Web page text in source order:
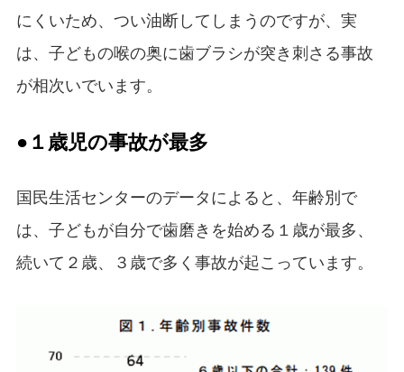
にくいため、つい油断してしまうのですが、実
は、子どもの喉の奥に歯ブラシが突き刺さる事故
が相次いでいます。
●１歳児の事故が最多
国民生活センターのデータによると、年齢別で
は、子どもが自分で歯磨きを始める１歳が最多、
続いて２歳、３歳で多く事故が起こっています。